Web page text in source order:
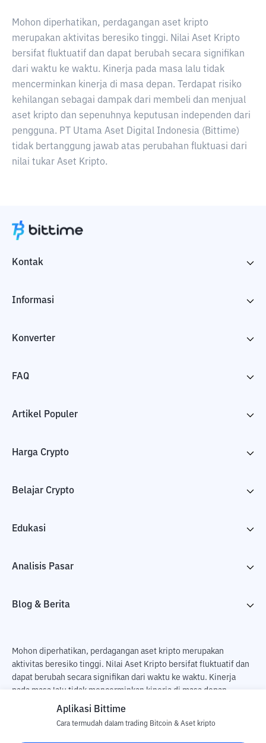
Mohon diperhatikan, perdagangan aset kripto
merupakan aktivitas beresiko tinggi. Nilai Aset Kripto
bersifat fluktuatif dan dapat berubah secara signifikan
dari waktu ke waktu. Kinerja pada masa lalu tidak
mencerminkan kinerja di masa depan. Terdapat risiko
kehilangan sebagai dampak dari membeli dan menjual
aset kripto dan sepenuhnya keputusan independen dari
pengguna. PT Utama Aset Digital Indonesia (Bittime)
tidak bertanggung jawab atas perubahan fluktuasi dari
nilai tukar Aset Kripto.
Kontak
Informasi
Konverter
FAQ
Artikel Populer
Harga Crypto
Belajar Crypto
Edukasi
Analisis Pasar
Blog & Berita
Mohon diperhatikan, perdagangan aset kripto merupakan
aktivitas beresiko tinggi. Nilai Aset Kripto bersifat fluktuatif dan
dapat berubah secara signifikan dari waktu ke waktu. Kinerja
pada masa lalu tidak mencerminkan kinerja di masa depan.
Terdapat risiko kehilangan sebagai dampak dari membeli dan
pengguna. PT Utama Aset Digital Indonesia (Bittime) tidak
Aplikasi Bittime
Cara termudah dalam trading Bitcoin & Aset kripto